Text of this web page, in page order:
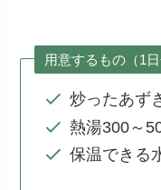
用意するもの（1日
炒ったあず
熱湯300～
保温できる